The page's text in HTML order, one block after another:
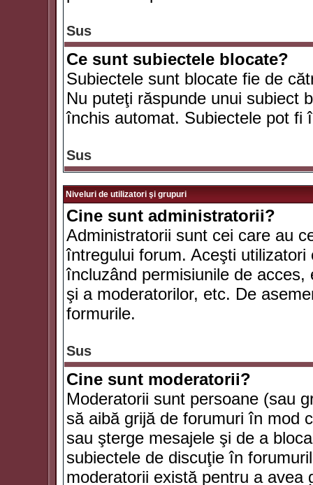
Sus
Ce sunt subiectele blocate?
Subiectele sunt blocate fie de
Nu puteţi răspunde unui subiect
închis automat. Subiectele pot fi
Sus
Niveluri de utilizatori şi grupuri
Cine sunt administratorii?
Administratorii sunt cei care au
întregului forum. Aceşti
încluzând permisiunile de
şi a moderatorilor, etc. De
formurile.
Sus
Cine sunt moderatorii?
Moderatorii sunt persoane (sau
să aibă grijă de forumuri în mod
sau şterge mesajele şi de a
subiectele de discuţie în
moderatorii există pentru a avea